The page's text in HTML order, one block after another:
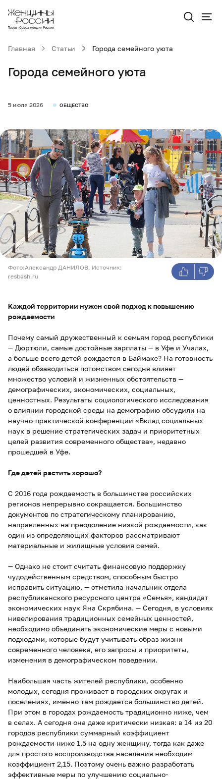
Главная Статьи Города семейного уюта
Города семейного уюта
5 июля 2026 ОБЩЕСТВО
Фото:Александр ДАНИЛОВ, Источник:
resbash.ru
Каждой территории нужен свой подход к повышению
рождаемости
Почему самый дружественный к семьям город республики
— Дюртюли, самые достойные зарплаты — в Уфе и Учалах,
а больше всего детей рождается в Баймаке? На готовность
людей обзаводиться потомством сегодня влияет
множество условий и жизненных обстоятельств —
демографических, экономических, социальных,
ценностных. Результаты социологического исследования
о влиянии городской среды на демографию обсудили на
научно-практической конференции «Вклад социальных
наук в решение стратегических задач и приоритетных
целей развития современного общества», недавно
прошедшей в Уфе.
Где детей растить хорошо?
С 2016 года рождаемость в большинстве российских
регионов непрерывно сокращается. Большинство
документов по стратегическому планированию,
направленных на преодоление низкой рождаемости, как
один из определяющих факторов рассматривают
материальные и жилищные условия семей.
— Однако не стоит считать финансовую поддержку
чудодейственным средством, способным быстро
исправить ситуацию, — отметила начальник отдела
республиканского ресурсного центра «Семья», кандидат
экономических наук Яна Скрябина. — Сегодня, в условиях
нивелирования традиционных семейных ценностей,
необходимо объединять экономические меры с новыми
подходами, которые будут учитывать образ жизни
современного человека, его запросы и приоритеты,
изменения в демографическом поведении.
Наибольшая часть жителей республики, особенно
молодых, сегодня проживает в городских округах и
поселениях, именно там рождается большинство детей.
При этом в городах рождаемость традиционно ниже, чем
в селах. А сегодня она даже критически низкая: в 14 из 20
городов республики суммарный коэффициент
рождаемости ниже 1,5 на одну женщину, тогда как даже
для простого воспроизводства населения необходим
коэффициент 2,15. Поэтому очень важно разработать
эффективные меры по улучшению социально-